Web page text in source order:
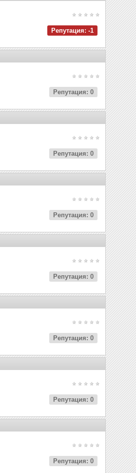
Репутация: -1
Репутация: 0
Репутация: 0
Репутация: 0
Репутация: 0
Репутация: 0
Репутация: 0
Репутация: 0